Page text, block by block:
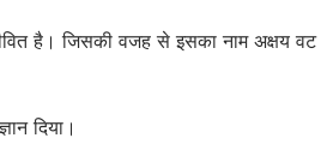
है। जिसकी वजह से इसका नाम अक्षय वट
दिया।